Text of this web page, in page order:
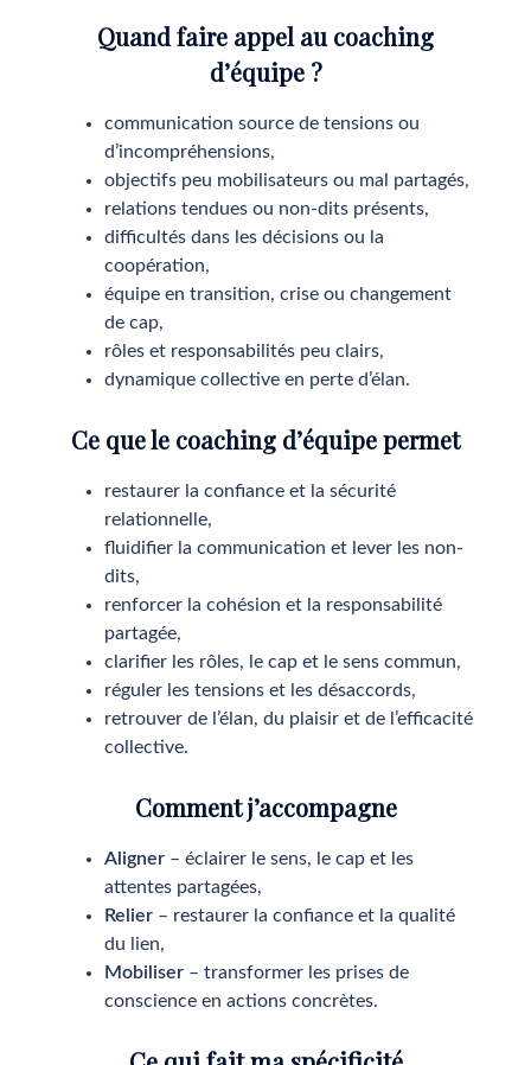
Quand faire appel au coaching
d’équipe ?
communication source de tensions ou
d’incompréhensions,
objectifs peu mobilisateurs ou mal partagés,
relations tendues ou non-dits présents,
difficultés dans les décisions ou la
coopération,
équipe en transition, crise ou changement
de cap,
rôles et responsabilités peu clairs,
dynamique collective en perte d’élan.
Ce que le coaching d’équipe permet
restaurer la confiance et la sécurité
relationnelle,
fluidifier la communication et lever les non-
dits,
renforcer la cohésion et la responsabilité
partagée,
clarifier les rôles, le cap et le sens commun,
réguler les tensions et les désaccords,
retrouver de l’élan, du plaisir et de l’efficacité
collective.
Comment j’accompagne
Aligner – éclairer le sens, le cap et les
attentes partagées,
Relier – restaurer la confiance et la qualité
du lien,
Mobiliser – transformer les prises de
conscience en actions concrètes.